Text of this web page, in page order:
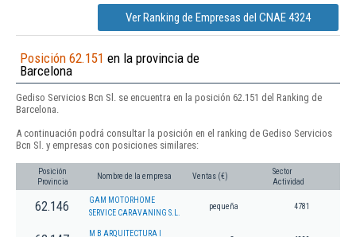
Ver Ranking de Empresas del CNAE 4324
Posición 62.151 en la provincia de
Barcelona
Gediso Servicios Bcn Sl. se encuentra en la posición 62.151 del Ranking de
Barcelona.
A continuación podrá consultar la posición en el ranking de Gediso Servicios
Bcn Sl. y empresas con posiciones similares:
Posición
Provincia
Nombre de la empresa Ventas (€)
Sector
Actividad
62.146
GAM MOTORHOME
SERVICE CARAVANING S.L.
pequeña 4781
M B ARQUITECTURA I